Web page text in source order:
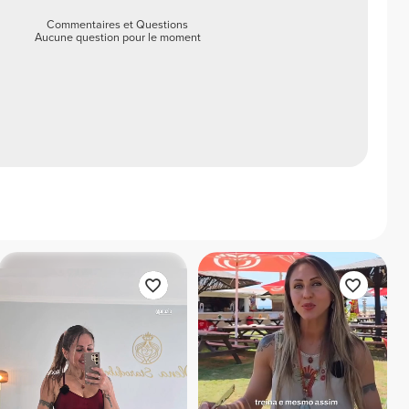
Commentaires et Questions
Aucune question pour le moment